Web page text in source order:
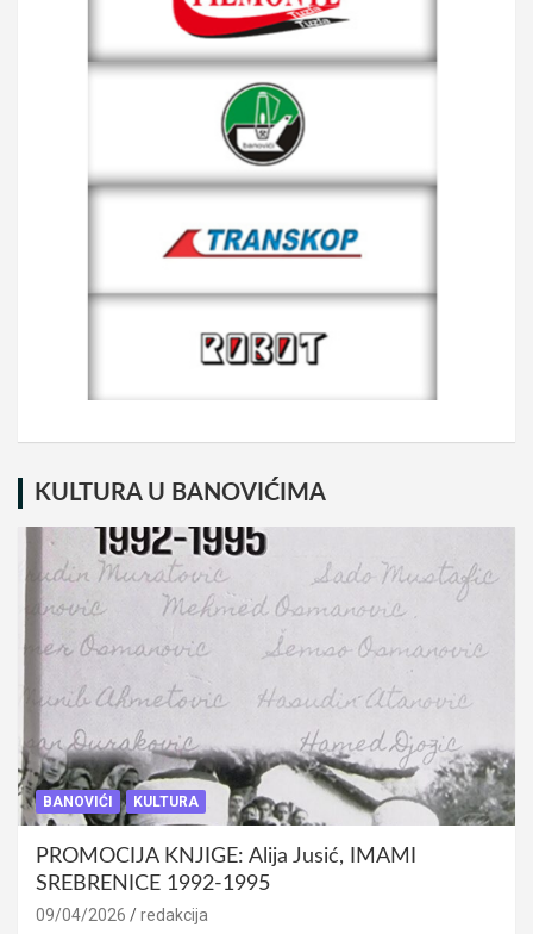
KULTURA U BANOVIĆIMA
BANOVIĆI KULTURA
PROMOCIJA KNJIGE: Alija Jusić, IMAMI
SREBRENICE 1992-1995
09/04/2026 redakcija